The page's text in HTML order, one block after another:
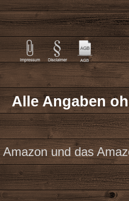
Alle Angaben
Amazon und das